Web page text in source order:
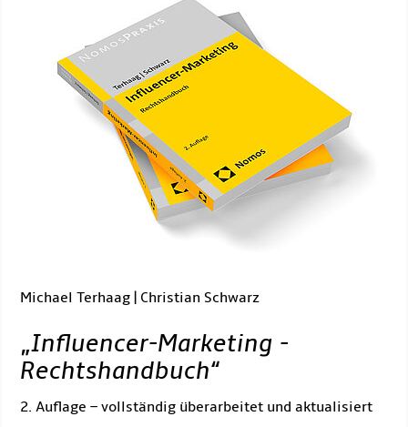
Michael Terhaag | Christian Schwarz
„Influencer-Marketing -
Rechtshandbuch“
2. Auflage – vollständig überarbeitet und aktualisiert